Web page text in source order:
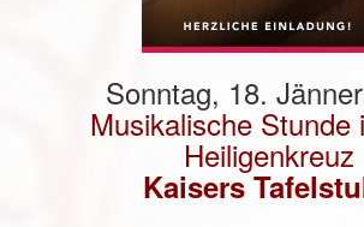
Sonntag, 18.
Musikalische Stunde
Heiligenkreuz
Kaisers